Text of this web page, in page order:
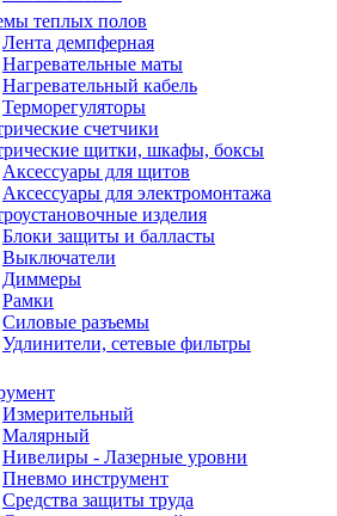
теплых полов
Лента демпферная
Нагревательные маты
Нагревательный кабель
Терморегуляторы
счетчики
щитки, шкафы, боксы
Аксессуары для щитов
Аксессуары для электромонтажа
изделия
Блоки защиты и балласты
Выключатели
Диммеры
Рамки
Силовые разъемы
Удлинители, сетевые фильтры
Измерительный
Малярный
Нивелиры - Лазерные уровни
Пневмо инструмент
Средства защиты труда